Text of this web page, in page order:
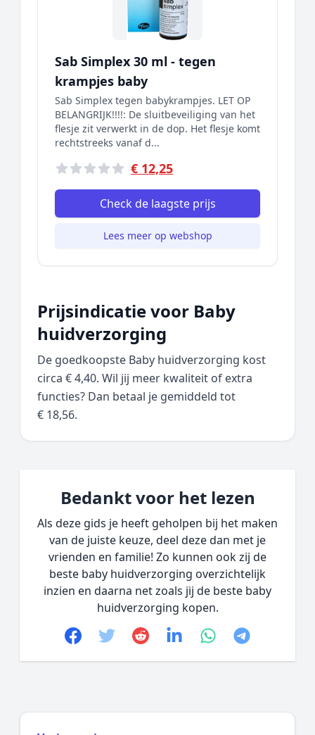
Sab Simplex 30 ml - tegen
krampjes baby
Sab Simplex tegen babykrampjes. LET OP
BELANGRIJK!!!!: De sluitbeveiliging van het
flesje zit verwerkt in de dop. Het flesje komt
rechtstreeks vanaf d...
€ 12,25
Check de laagste prijs
Lees meer op webshop
Prijsindicatie voor Baby
huidverzorging
De goedkoopste Baby huidverzorging kost
circa € 4,40. Wil jij meer kwaliteit of extra
functies? Dan betaal je gemiddeld tot
€ 18,56.
Bedankt voor het lezen
Als deze gids je heeft geholpen bij het maken
van de juiste keuze, deel deze dan met je
vrienden en familie! Zo kunnen ook zij de
beste baby huidverzorging overzichtelijk
inzien en daarna net zoals jij de beste baby
huidverzorging kopen.
Facebook
TwitterRedditlinkedinwhatsapp
telegram